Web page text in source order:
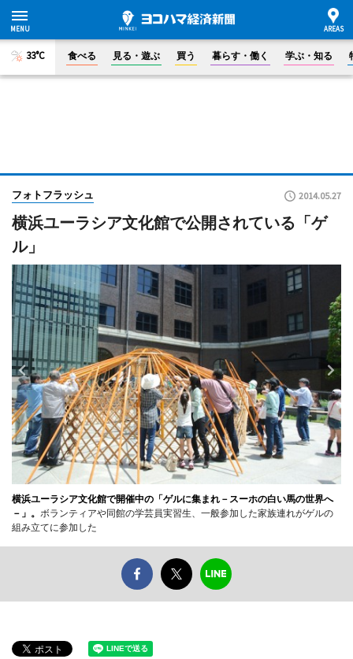
33°C 食べる 見る・遊ぶ 買う 暮らす・働く 学ぶ・知る
フォトフラッシュ 2014.05.27
横浜ユーラシア文化館で公開されている「ゲ
ル」
横浜ユーラシア文化館で開催中の「ゲルに集まれ－スーホの白い馬の世界へ
－」。 ボランティアや同館の学芸員実習生、一般参加した家族連れがゲルの
組み立てに参加した